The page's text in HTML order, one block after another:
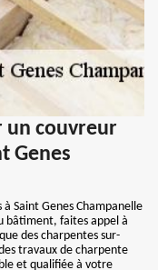
un couvreur
Genes
Saint Genes Champanelle
bâtiment, faites appel à
des charpentes sur-
travaux de charpente
et qualifiée à votre